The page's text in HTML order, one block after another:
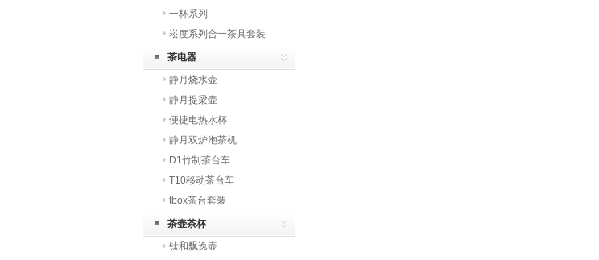
一杯系列
崧度系列合一茶具套装
茶电器
静月烧水壶
静月提梁壶
便捷电热水杯
静月双炉泡茶机
D1竹制茶台车
T10移动茶台车
tbox茶台套装
茶壶茶杯
钛和飘逸壶